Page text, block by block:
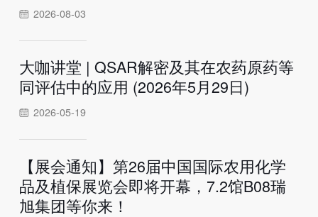
2026-08-03
大咖讲堂 | QSAR解密及其在农药原药等
同评估中的应用 (2026年5月29日)
2026-05-19
【展会通知】第26届中国国际农用化学
品及植保展览会即将开幕，7.2馆B08瑞
旭集团等你来！